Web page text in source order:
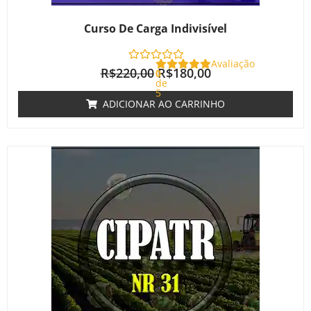
Curso De Carga Indivisível
Avaliação
0
de
5
R$220,00 R$180,00
ADICIONAR AO CARRINHO